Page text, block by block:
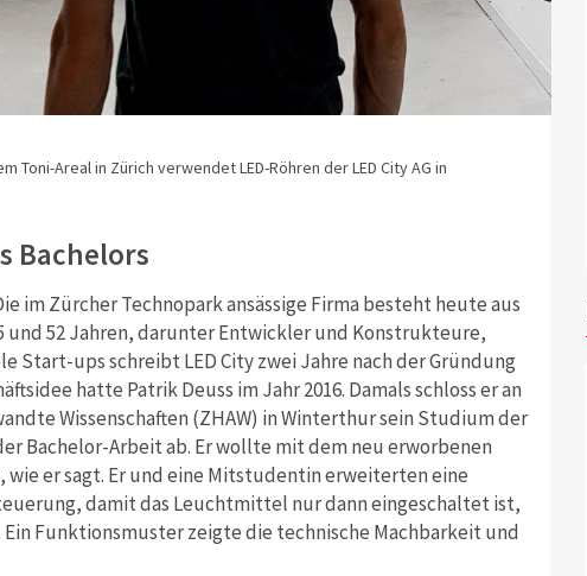
Toni-Areal in Zürich verwendet LED-Röhren der LED City AG in
Bachelors
im Zürcher Technopark ansässige Firma besteht heute aus
und 52 Jahren, darunter Entwickler und Konstrukteure,
Start-ups schreibt LED City zwei Jahre nach der Gründung
hatte Patrik Deuss im Jahr 2016. Damals schloss er an
Wissenschaften (ZHAW) in Winterthur sein Studium der
Bachelor-Arbeit ab. Er wollte mit dem neu erworbenen
wie er sagt. Er und eine Mitstudentin erweiterten eine
damit das Leuchtmittel nur dann eingeschaltet ist,
Ein Funktionsmuster zeigte die technische Machbarkeit und